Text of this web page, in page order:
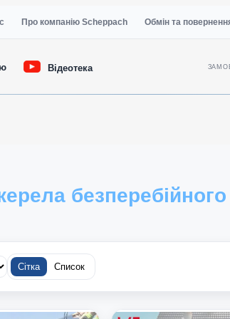
Про компанію Scheppach Обмін та
Відеотека
Сітка Список